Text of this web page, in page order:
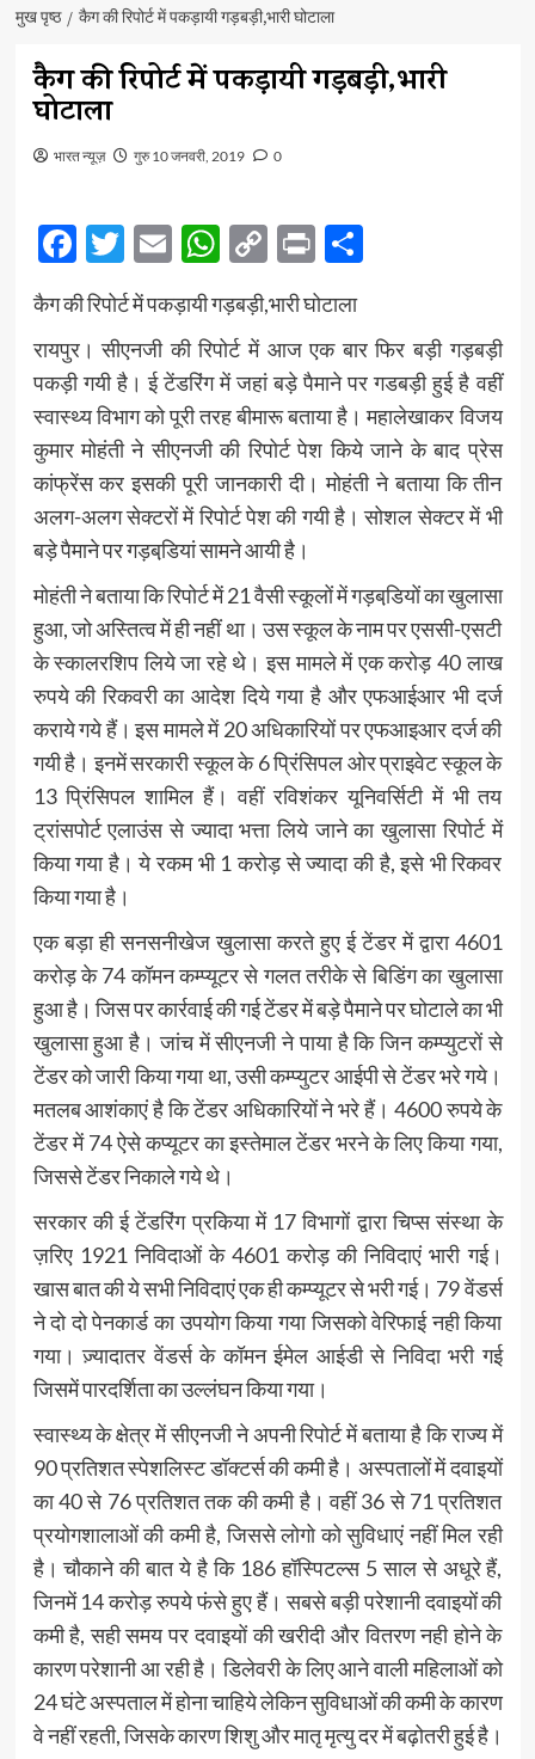
मुख पृष्ठ कैग की रिपोर्ट में पकड़ायी गड़बड़ी,भारी घोटाला
कैग की रिपोर्ट में पकड़ायी गड़बड़ी,भारी
घोटाला
भारत न्यूज़ गुरु 10 जनवरी, 2019 0
Facebook
Twitter
EmailWhatsApp
Copy
Link
PrintShare
कैग की रिपोर्ट में पकड़ायी गड़बड़ी,भारी घोटाला
रायपुर। सीएनजी की रिपोर्ट में आज एक बार फिर बड़ी गड़बड़ी
पकड़ी गयी है। ई टेंडरिंग में जहां बड़े पैमाने पर गडबड़ी हुई है वहीं
स्वास्थ्य विभाग को पूरी तरह बीमारू बताया है। महालेखाकर विजय
कुमार मोहंती ने सीएनजी की रिपोर्ट पेश किये जाने के बाद प्रेस
कांफ्रेंस कर इसकी पूरी जानकारी दी। मोहंती ने बताया कि तीन
अलग-अलग सेक्टरों में रिपोर्ट पेश की गयी है। सोशल सेक्टर में भी
बड़े पैमाने पर गड़बडि़यां सामने आयी है।
मोहंती ने बताया कि रिपोर्ट में 21 वैसी स्कूलों में गड़बडि़यों का खुलासा
हुआ, जो अस्तित्व में ही नहीं था। उस स्कूल के नाम पर एससी-एसटी
के स्कालरशिप लिये जा रहे थे। इस मामले में एक करोड़ 40 लाख
रुपये की रिकवरी का आदेश दिये गया है और एफआईआर भी दर्ज
कराये गये हैं। इस मामले में 20 अधिकारियों पर एफआइआर दर्ज की
गयी है। इनमें सरकारी स्कूल के 6 प्रिंसिपल ओर प्राइवेट स्कूल के
13 प्रिंसिपल शामिल हैं। वहीं रविशंकर यूनिवर्सिटी में भी तय
ट्रांसपोर्ट एलाउंस से ज्यादा भत्ता लिये जाने का खुलासा रिपोर्ट में
किया गया है। ये रकम भी 1 करोड़ से ज्यादा की है, इसे भी रिकवर
किया गया है।
एक बड़ा ही सनसनीखेज खुलासा करते हुए ई टेंडर में द्वारा 4601
करोड़ के 74 कॉमन कम्प्यूटर से गलत तरीके से बिडिंग का खुलासा
हुआ है। जिस पर कार्रवाई की गई टेंडर में बड़े पैमाने पर घोटाले का भी
खुलासा हुआ है। जांच में सीएनजी ने पाया है कि जिन कम्प्युटरों से
टेंडर को जारी किया गया था, उसी कम्प्युटर आईपी से टेंडर भरे गये।
मतलब आशंकाएं है कि टेंडर अधिकारियों ने भरे हैं। 4600 रुपये के
टेंडर में 74 ऐसे कप्यूटर का इस्तेमाल टेंडर भरने के लिए किया गया,
जिससे टेंडर निकाले गये थे।
सरकार की ई टेंडरिंग प्रकिया में 17 विभागों द्वारा चिप्स संस्था के
ज़रिए 1921 निविदाओं के 4601 करोड़ की निविदाएं भारी गई।
खास बात की ये सभी निविदाएं एक ही कम्प्यूटर से भरी गई। 79 वेंडर्स
ने दो दो पेनकार्ड का उपयोग किया गया जिसको वेरिफाई नही किया
गया। ज़्यादातर वेंडर्स के कॉमन ईमेल आईडी से निविदा भरी गई
जिसमें पारदर्शिता का उल्लंघन किया गया।
स्वास्थ्य के क्षेत्र में सीएनजी ने अपनी रिपोर्ट में बताया है कि राज्य में
90 प्रतिशत स्पेशलिस्ट डॉक्टर्स की कमी है। अस्पतालों में दवाइयों
का 40 से 76 प्रतिशत तक की कमी है। वहीं 36 से 71 प्रतिशत
प्रयोगशालाओं की कमी है, जिससे लोगो को सुविधाएं नहीं मिल रही
है। चौकाने की बात ये है कि 186 हॉस्पिटल्स 5 साल से अधूरे हैं,
जिनमें 14 करोड़ रुपये फंसे हुए हैं। सबसे बड़ी परेशानी दवाइयों की
कमी है, सही समय पर दवाइयों की खरीदी और वितरण नही होने के
कारण परेशानी आ रही है। डिलेवरी के लिए आने वाली महिलाओं को
24 घंटे अस्पताल में होना चाहिये लेकिन सुविधाओं की कमी के कारण
वे नहीं रहती, जिसके कारण शिशु और मातृ मृत्यु दर में बढ़ोतरी हुई है।